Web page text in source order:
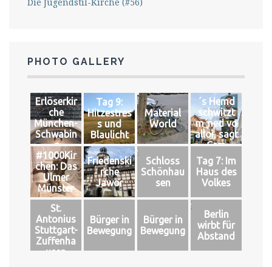
PHOTO GALLERY
Erlöserkir
che
München-
Schwabin
g
Tag 9:
Hitzestres
s und
Blaulicht
Material
World
´s Hemd
schwitzt
m´ned vo
alloi, sagt
Cem
#1000Kir
chen: Das
Ulmer
Münster
Friedenski
rche
Jawor
Schloss
Schönhau
sen
Tag 7: Im
Haus des
Volkes
St.
Antonius
Stuttgart-
Zuffenha
usen
Bürger in
Bewegung
Bürger in
Bewegung
Berlin
wirbt für
Abstand